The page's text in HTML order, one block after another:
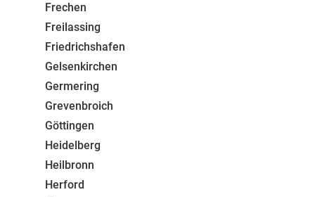
Frechen
Freilassing
Friedrichshafen
Gelsenkirchen
Germering
Grevenbroich
Göttingen
Heidelberg
Heilbronn
Herford